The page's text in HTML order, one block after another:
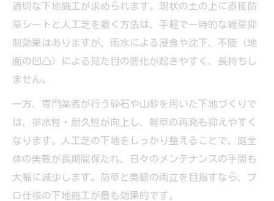
適切な下地施工が求められます。現状の土の上に直接防
草シートと人工芝を敷く方法は、手軽で一時的な雑草抑
制効果はありますが、雨水による浸食や沈下、不陸（地
面の凹凸）による見た目の悪化が起きやすく、長持ちし
ません。
一方、専門業者が行う砕石や山砂を用いた下地づくりで
は、排水性・耐久性が向上し、雑草の再発も抑えやすく
なります。人工芝の下地をしっかり整えることで、庭全
体の美観が長期間保たれ、日々のメンテナンスの手間も
大幅に減少します。防草と美観の両立を目指すなら、プ
ロ仕様の下地施工が最も効果的です。